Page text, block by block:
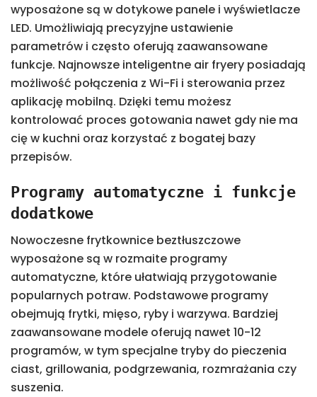
wyposażone są w dotykowe panele i wyświetlacze
LED. Umożliwiają precyzyjne ustawienie
parametrów i często oferują zaawansowane
funkcje. Najnowsze inteligentne air fryery posiadają
możliwość połączenia z Wi-Fi i sterowania przez
aplikację mobilną. Dzięki temu możesz
kontrolować proces gotowania nawet gdy nie ma
cię w kuchni oraz korzystać z bogatej bazy
przepisów.
Programy automatyczne i funkcje
dodatkowe
Nowoczesne frytkownice beztłuszczowe
wyposażone są w rozmaite programy
automatyczne, które ułatwiają przygotowanie
popularnych potraw. Podstawowe programy
obejmują frytki, mięso, ryby i warzywa. Bardziej
zaawansowane modele oferują nawet 10-12
programów, w tym specjalne tryby do pieczenia
ciast, grillowania, podgrzewania, rozmrażania czy
suszenia.